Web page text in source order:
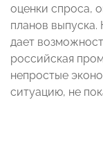
оценки спроса,
планов выпуска.
дает
российская
непростые
ситуацию, не